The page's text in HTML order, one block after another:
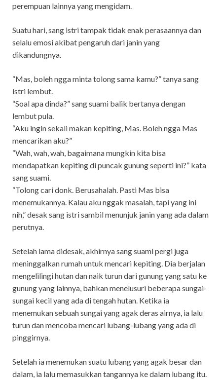
perempuan lainnya yang mengidam.
Suatu hari, sang istri tampak tidak enak perasaannya dan
selalu emosi akibat pengaruh dari janin yang
dikandungnya.
“Mas, boleh ngga minta tolong sama kamu?” tanya sang
istri lembut.
“Soal apa dinda?” sang suami balik bertanya dengan
lembut pula.
“Aku ingin sekali makan kepiting, Mas. Boleh ngga Mas
mencarikan aku?”
“Wah, wah, wah, bagaimana mungkin kita bisa
mendapatkan kepiting di puncak gunung seperti ini?” kata
sang suami.
“Tolong cari donk. Berusahalah. Pasti Mas bisa
menemukannya. Kalau aku nggak masalah, tapi yang ini
nih,” desak sang istri sambil menunjuk janin yang ada dalam
perutnya.
Setelah lama didesak, akhirnya sang suami pergi juga
meninggalkan rumah untuk mencari kepiting. Dia berjalan
mengelilingi hutan dan naik turun dari gunung yang satu ke
gunung yang lainnya, bahkan menelusuri beberapa sungai-
sungai kecil yang ada di tengah hutan. Ketika ia
menemukan sebuah sungai yang agak deras airnya, ia lalu
turun dan mencoba mencari lubang-lubang yang ada di
pinggirnya.
Setelah ia menemukan suatu lubang yang agak besar dan
dalam, ia lalu memasukkan tangannya ke dalam lubang itu.